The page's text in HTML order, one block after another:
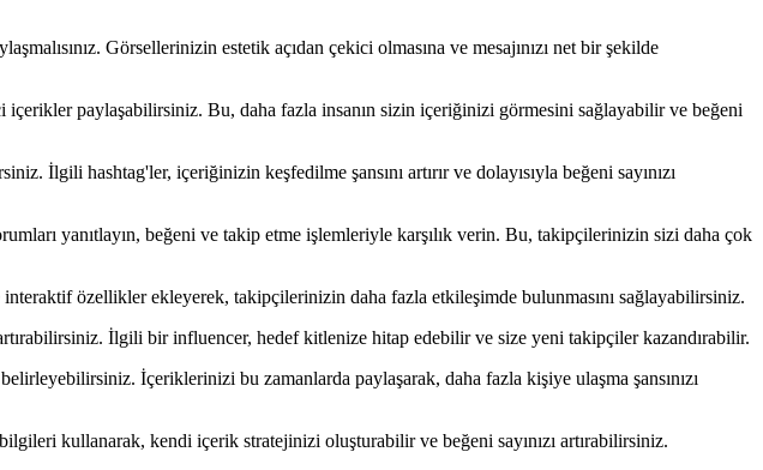
Görsellerinizin estetik açıdan çekici olmasına ve mesajınızı net bir şekilde
paylaşabilirsiniz. Bu, daha fazla insanın sizin içeriğinizi görmesini sağlayabilir ve beğeni
İlgili hashtag'ler, içeriğinizin keşfedilme şansını artırır ve dolayısıyla beğeni sayınızı
yanıtlayın, beğeni ve takip etme işlemleriyle karşılık verin. Bu, takipçilerinizin sizi daha çok
özellikler ekleyerek, takipçilerinizin daha fazla etkileşimde bulunmasını sağlayabilirsiniz.
İlgili bir influencer, hedef kitlenize hitap edebilir ve size yeni takipçiler kazandırabilir.
İçeriklerinizi bu zamanlarda paylaşarak, daha fazla kişiye ulaşma şansınızı
kullanarak, kendi içerik stratejinizi oluşturabilir ve beğeni sayınızı artırabilirsiniz.